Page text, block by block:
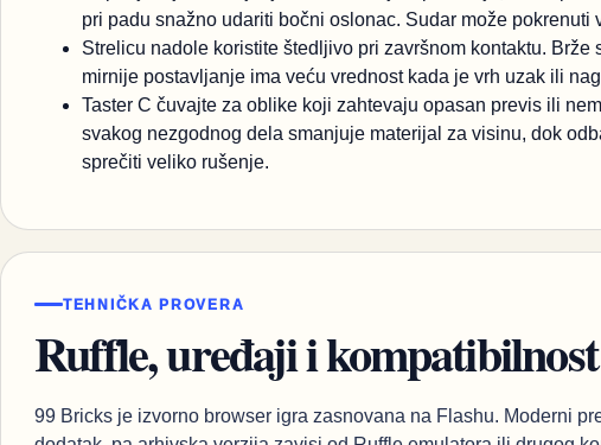
pri padu snažno udariti bočni oslonac. Sudar može pokrenuti
Strelicu nadole koristite štedljivo pri završnom kontaktu. Brže
mirnije postavljanje ima veću vrednost kada je vrh uzak ili
Taster C čuvajte za oblike koji zahtevaju opasan previs ili
svakog nezgodnog dela smanjuje materijal za visinu, dok
sprečiti veliko rušenje.
TEHNIČKA PROVERA
Ruffle, uređaji i kompatibilnost
99 Bricks je izvorno browser igra zasnovana na Flashu. Moderni